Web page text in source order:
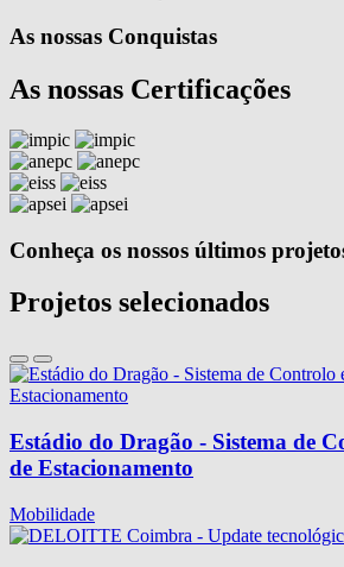
As nossas Conquistas
As nossas Certificações
Conheça os nossos últimos
Projetos selecionados
Estádio do Dragão - Sistema de
de Estacionamento
Mobilidade